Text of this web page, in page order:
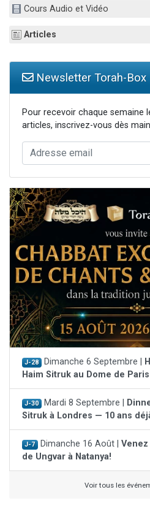
2 personnes viennent de
Cours Audio et Vidéo
Articles
Newsletter Torah-Box
Pour recevoir chaque semaine
articles, inscrivez-vous dès
J-28 Dimanche 6 Septembre |
Haim Sitruk au Dome de Paris
J-30 Mardi 8 Septembre |
Sitruk à Londres — 10 ans
J-7 Dimanche 16 Août |
de Ungvar à Natanya!
Voir tous les